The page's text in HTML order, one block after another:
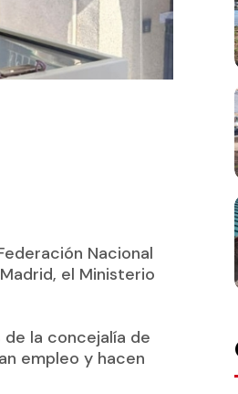
Nacional
el Ministerio
la concejalía de
empleo y hacen